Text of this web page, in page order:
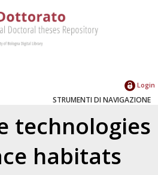
Login
STRUMENTI DI NAVIGAZIONE
technologies
habitats